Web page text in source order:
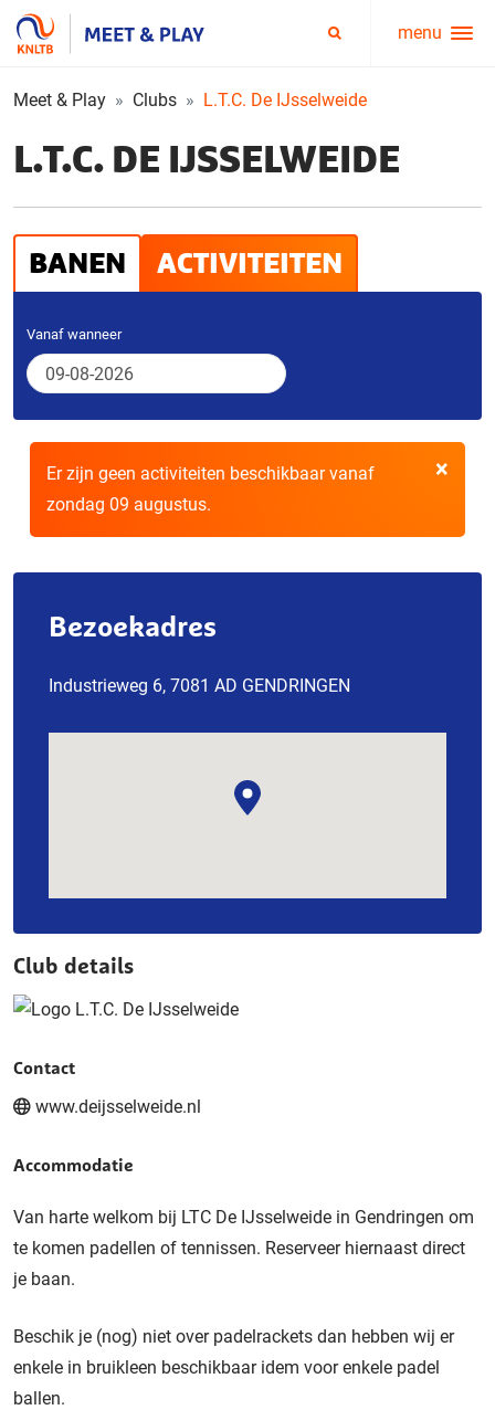
Service
menu
menu
Meet & Play Clubs L.T.C. De IJsselweide
L.T.C. DE IJSSELWEIDE
BANEN ACTIVITEITEN
Vanaf wanneer
×
Er zijn geen activiteiten beschikbaar vanaf
zondag 09 augustus.
Bezoekadres
Industrieweg 6, 7081 AD GENDRINGEN
Club details
Contact
www.deijsselweide.nl
Accommodatie
Van harte welkom bij LTC De IJsselweide in Gendringen om
te komen padellen of tennissen. Reserveer hiernaast direct
je baan.
Beschik je (nog) niet over padelrackets dan hebben wij er
enkele in bruikleen beschikbaar idem voor enkele padel
ballen.